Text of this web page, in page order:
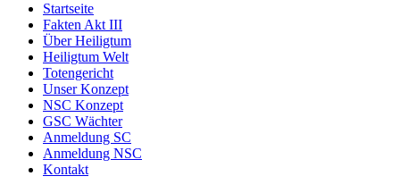
Startseite
Fakten Akt III
Über Heiligtum
Heiligtum Welt
Totengericht
Unser Konzept
NSC Konzept
GSC Wächter
Anmeldung SC
Anmeldung NSC
Kontakt